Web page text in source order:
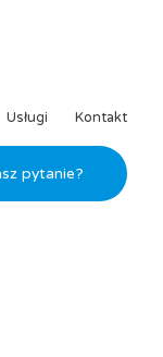
Usługi Kontakt
pytanie?